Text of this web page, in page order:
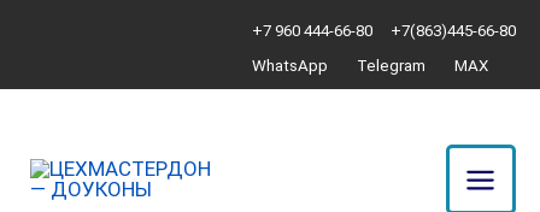
содержимому
+7 960 444-66-80
+7(863)445-66-80
WhatsApp
Telegram MAX
Плавающее
Hamm